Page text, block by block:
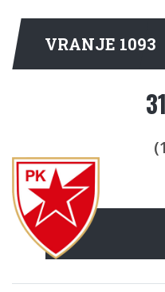
VRANJE 1093